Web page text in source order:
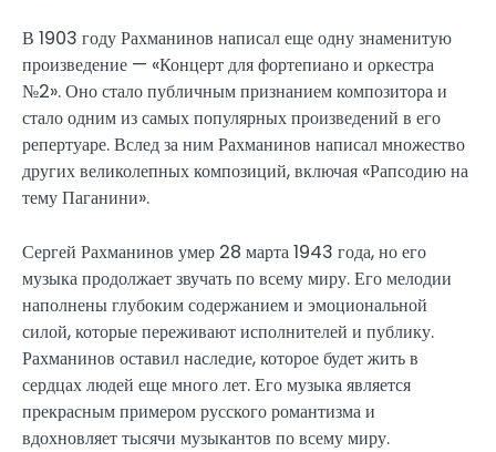
В 1903 году Рахманинов написал еще одну знаменитую
произведение — «Концерт для фортепиано и оркестра
№2». Оно стало публичным признанием композитора и
стало одним из самых популярных произведений в его
репертуаре. Вслед за ним Рахманинов написал множество
других великолепных композиций, включая «Рапсодию на
тему Паганини».
Сергей Рахманинов умер 28 марта 1943 года, но его
музыка продолжает звучать по всему миру. Его мелодии
наполнены глубоким содержанием и эмоциональной
силой, которые переживают исполнителей и публику.
Рахманинов оставил наследие, которое будет жить в
сердцах людей еще много лет. Его музыка является
прекрасным примером русского романтизма и
вдохновляет тысячи музыкантов по всему миру.